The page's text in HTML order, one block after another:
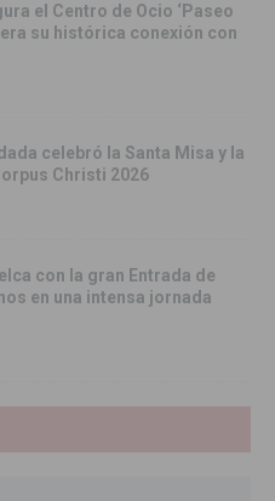
el Centro de Ocio ‘Paseo
su histórica conexión con
celebró la Santa Misa y la
Christi 2026
con la gran Entrada de
en una intensa jornada